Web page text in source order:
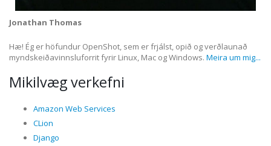
Jonathan Thomas
Hæ! Ég er höfundur OpenShot, sem er frjálst, opið og verðlaunað
myndskeiðavinnsluforrit fyrir Linux, Mac og Windows. Meira um mig...
Mikilvæg verkefni
Amazon Web Services
CLion
Django